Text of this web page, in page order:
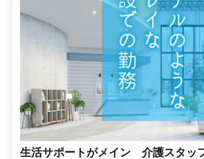
生活サポートがメイン 介護スタッ